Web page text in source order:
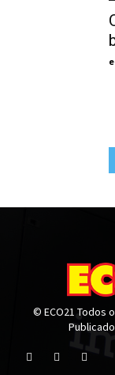
© ECO21 Todos